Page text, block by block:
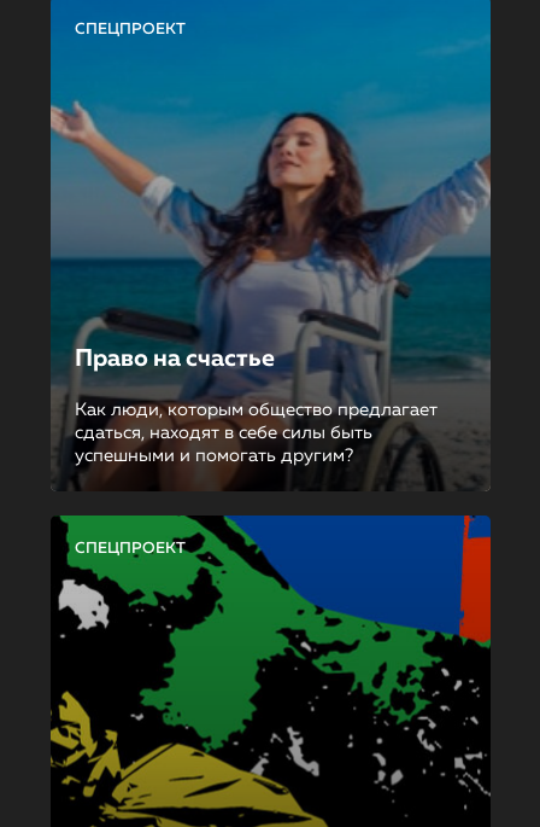
СПЕЦПРОЕКТ
Право на счастье
Как люди, которым общество предлагает
сдаться, находят в себе силы быть
успешными и помогать другим?
СПЕЦПРОЕКТ